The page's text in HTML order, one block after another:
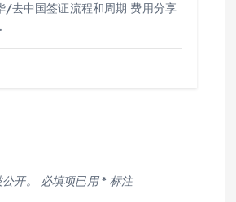
/去中国签证流程和周期 费用分享
开。 必填项已用* 标注